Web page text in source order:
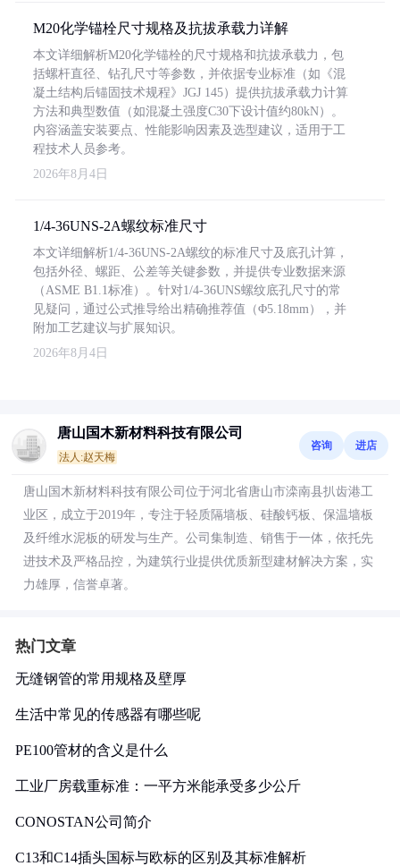
M20化学锚栓尺寸规格及抗拔承载力详解
本文详细解析M20化学锚栓的尺寸规格和抗拔承载力，包
括螺杆直径、钻孔尺寸等参数，并依据专业标准（如《混
凝土结构后锚固技术规程》JGJ 145）提供抗拔承载力计算
方法和典型数值（如混凝土强度C30下设计值约80kN）。
内容涵盖安装要点、性能影响因素及选型建议，适用于工
程技术人员参考。
2026年8月4日
1/4-36UNS-2A螺纹标准尺寸
本文详细解析1/4-36UNS-2A螺纹的标准尺寸及底孔计算，
包括外径、螺距、公差等关键参数，并提供专业数据来源
（ASME B1.1标准）。针对1/4-36UNS螺纹底孔尺寸的常
见疑问，通过公式推导给出精确推荐值（Φ5.18mm），并
附加工艺建议与扩展知识。
2026年8月4日
唐山国木新材料科技有限公司
法人:赵天梅
咨询 进店
唐山国木新材料科技有限公司位于河北省唐山市滦南县扒齿港工
业区，成立于2019年，专注于轻质隔墙板、硅酸钙板、保温墙板
及纤维水泥板的研发与生产。公司集制造、销售于一体，依托先
进技术及严格品控，为建筑行业提供优质新型建材解决方案，实
力雄厚，信誉卓著。
热门文章
无缝钢管的常用规格及壁厚
生活中常见的传感器有哪些呢
PE100管材的含义是什么
工业厂房载重标准：一平方米能承受多少公斤
CONOSTAN公司简介
C13和C14插头国标与欧标的区别及其标准解析